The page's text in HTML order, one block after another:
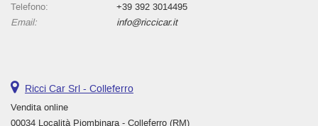
Telefono:
+39 392 3014495
Email:
info@riccicar.it
Ricci Car Srl - Colleferro
Vendita online
00034 Località Piombinara - Colleferro (RM)